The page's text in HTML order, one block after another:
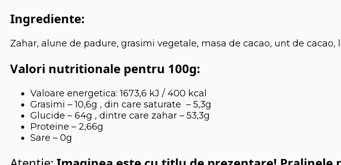
Ingrediente:
Zahar, alune de padure, grasimi vegetale, masa de cacao, unt de cacao,
Valori nutritionale pentru 100g:
Valoare energetica: 1673,6 kJ / 400 kcal
Grasimi – 10,6g , din care saturate – 5,3g
Glucide – 64g , dintre care zahar – 53,3g
Proteine – 2,66g
Sare – 0g